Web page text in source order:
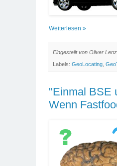
Weiterlesen »
Eingestellt von Oliver Lenz
Labels: GeoLocating
"Einmal BSE
Wenn